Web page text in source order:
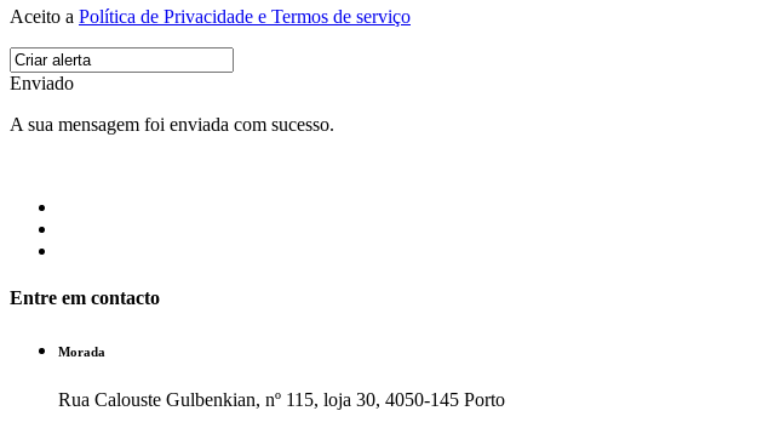
Aceito a Política de Privacidade e Termos de serviço
Enviado
A sua mensagem foi enviada com sucesso.
Entre em contacto
Morada
Rua Calouste Gulbenkian, nº 115, loja 30, 4050-145 Porto